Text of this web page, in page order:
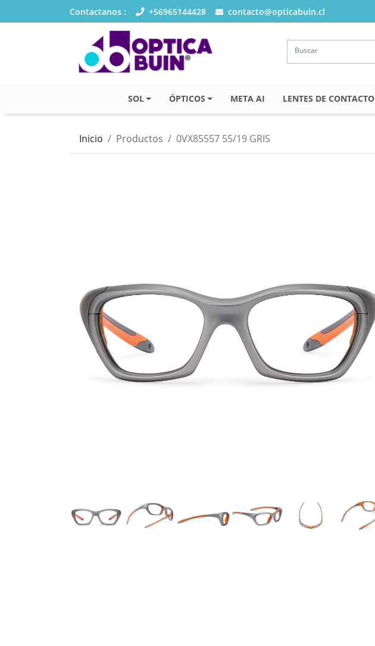
Contactanos : +56965144428 contacto@opticabuin.cl
SOL ÓPTICOS META AI LENTES DE CONTACTO
Inicio Productos 0VX85557 55/19 GRIS